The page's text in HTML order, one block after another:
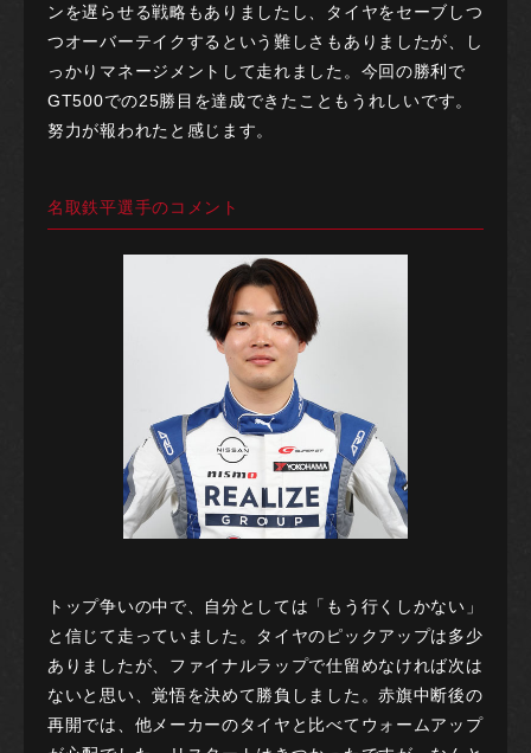
ンを遅らせる戦略もありましたし、タイヤをセーブしつ
つオーバーテイクするという難しさもありましたが、し
っかりマネージメントして走れました。今回の勝利で
GT500での25勝目を達成できたこともうれしいです。
努力が報われたと感じます。
名取鉄平選手のコメント
トップ争いの中で、自分としては「もう行くしかない」
と信じて走っていました。タイヤのピックアップは多少
ありましたが、ファイナルラップで仕留めなければ次は
ないと思い、覚悟を決めて勝負しました。赤旗中断後の
再開では、他メーカーのタイヤと比べてウォームアップ